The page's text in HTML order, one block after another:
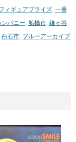
ィギュアプライズ, 一番
パニー, 船橋市, 鎌ヶ谷
白石市, ブルーアーカイブ